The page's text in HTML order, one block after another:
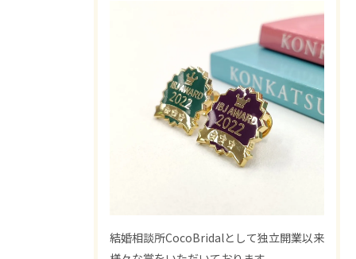
結婚相談所CocoBridalとして独立開業以来